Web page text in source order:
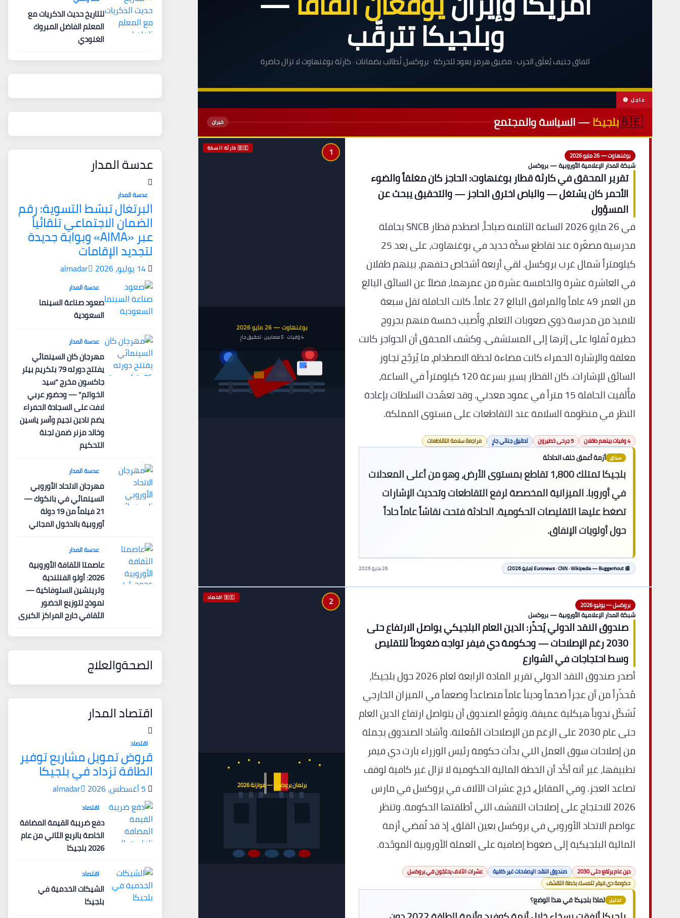
وبلجيكا تترقّب
اتفاق جنيف يُعلّق الحرب · مضيق هرمز يعود للحركة · بروكسل تُطالب بضمانات · كارثة بوغنهاوت لا تزال حاضرة
🔴 عاجل
🇧🇪بلجيكا— السياسة والمجتمع خبران
+
بوغنهاوت — 26 مايو 2026
4 وفيات · 5 مصابين · تحقيق جارٍ
1 🇧🇪 كارثة السكة
بوغنهاوت — 26 مايو 2026
شبكة المدار الإعلامية الأوروبية — بروكسل
تقرير المحقق في كارثة قطار بوغنهاوت: الحاجز كان مغلقاً والضوء
الأحمر كان يشتغل — والباص اخترق الحاجز — والتحقيق يبحث عن
المسؤول
في 26 مايو 2026 الساعة الثامنة صباحاً، اصطدم قطار SNCB بحافلة
مدرسية مصغّرة عند تقاطع سكّة حديد في بوغنهاوت، على بعد 25
كيلومتراً شمال غرب بروكسل. لقي أربعة أشخاص حتفهم، بينهم طفلان
في العاشرة عشرة والخامسة عشرة من عمرهما، فضلاً عن السائق البالغ
من العمر 49 عاماً والمرافق البالغ 27 عاماً. كانت الحافلة تقل سبعة
تلاميذ من مدرسة ذوي صعوبات التعلم، وأُصيب خمسة منهم بجروح
خطيرة نُقلوا على إثرها إلى المستشفى. وكشف المحقق أن الحواجز كانت
مغلقة والإشارة الحمراء كانت مضاءة لحظة الاصطدام، ما يُرجّح تجاوز
السائق للإشارات. كان القطار يسير بسرعة 120 كيلومتراً في الساعة،
فأُلقيت الحافلة 15 متراً في عمود معدني. وقد تعهّدت السلطات بإعادة
النظر في منظومة السلامة عند التقاطعات على مستوى المملكة.
4 وفيات بينهم طفلان 5 جرحى خطيرون تحقيق جنائي جارٍ مراجعة سلامة التقاطعات
سياق أزمة أعمق خلف الحادثة
بلجيكا تمتلك 1,800 تقاطع بمستوى الأرض، وهو من أعلى المعدلات
في أوروبا. الميزانية المخصصة لرفع التقاطعات وتحديث الإشارات
تضغط عليها التقليصات الحكومية. الحادثة فتحت نقاشاً عاماً حاداً
حول أولويات الإنفاق.
📰 Euronews · CNN · Wikipedia — Buggenhout (مايو 2026) 26 مايو 2026
برلمان بروكسل — موازنة 2026
2 🇧🇪 اقتصاد
بروكسل — يونيو 2026
شبكة المدار الإعلامية الأوروبية — بروكسل
صندوق النقد الدولي يُحذّر: الدين العام البلجيكي يواصل الارتفاع حتى
2030 رغم الإصلاحات — وحكومة دي فيفر تواجه ضغوطاً للتقليص
وسط احتجاجات في الشوارع
أصدر صندوق النقد الدولي تقرير المادة الرابعة لعام 2026 حول بلجيكا،
مُحذّراً من أن عجزاً ضخماً وديناً عاماً متصاعداً وضعفاً في الميزان الخارجي
تُشكّل ندوباً هيكلية عميقة. وتوقّع الصندوق أن يتواصل ارتفاع الدين العام
حتى عام 2030 على الرغم من الإصلاحات المُعلنة. وأشاد الصندوق بجملة
من إصلاحات سوق العمل التي بدأت حكومة رئيس الوزراء بارت دي فيفر
تطبيقها، غير أنه أكّد أن الخطة المالية الحكومية لا تزال غير كافية لوقف
تصاعد العجز. وفي المقابل، خرج عشرات الآلاف في بروكسل في مارس
2026 للاحتجاج على إصلاحات التقشف التي أطلقتها الحكومة. وتنظر
عواصم الاتحاد الأوروبي في بروكسل بعين القلق، إذ قد تُفضي أزمة
المالية البلجيكية إلى ضغوط إضافية على العملة الأوروبية الموحّدة.
دين عام يرتفع حتى 2030 صندوق النقد: الإصلاحات غير كافية
عشرات الآلاف يحتجّون في بروكسل
حكومة دي فيفر تتمسك بخطة التقشف
تحليل لماذا بلجيكا في هذا الوضع؟
للتاريخ حديث الذكريات مع
المعلم الفاضل المبروك
الغنودي
عدسة المدار
عدسة المدار
البرتغال تبسّط التسوية: رقم
الضمان الاجتماعي تلقائياً
عبر «AIMA» وبوابة جديدة
لتجديد الإقامات
14 يوليو، 2026 almadar
عدسة المدار
صعود صناعة السينما
السعودية
عدسة المدار
مهرجان كان السينمائي
يفتتح دورته 79 بتكريم بيتر
جاكسون مخرج “سيد
الخواتم” — وحضور عربي
لافت على السجادة الحمراء
يضم نادين نجيم وآسر ياسين
وخالد مزنر ضمن لجنة
التحكيم
عدسة المدار
مهرجان الاتحاد الأوروبي
السينمائي في بانكوك —
21 فيلماً من 19 دولة
أوروبية بالدخول المجاني
عدسة المدار
عاصمتا الثقافة الأوروبية
2026: أولو الفنلندية
وترينشين السلوفاكية —
نموذج لتوزيع الحضور
الثقافي خارج المراكز الكبرى
الصحةوالعلاج
اقتصاد المدار
اقتصاد
قروض تمويل مشاريع توفير
الطاقة تزداد في بلجيكا
5 أغسطس، 2026 almadar
اقتصاد
دفع ضريبة القيمة المضافة
الخاصة بالربع الثاني من عام
2026 بلجيكا
اقتصاد
الشيكات الخدمية في
بلجيكا